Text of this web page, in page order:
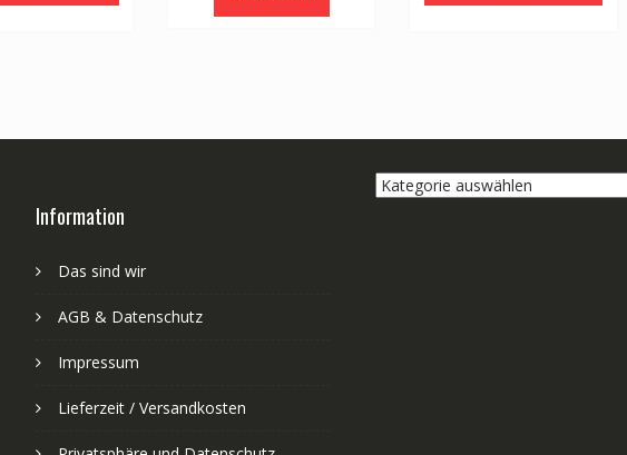
Information
Das sind wir
AGB & Datenschutz
Impressum
Lieferzeit / Versandkosten
Kategorie